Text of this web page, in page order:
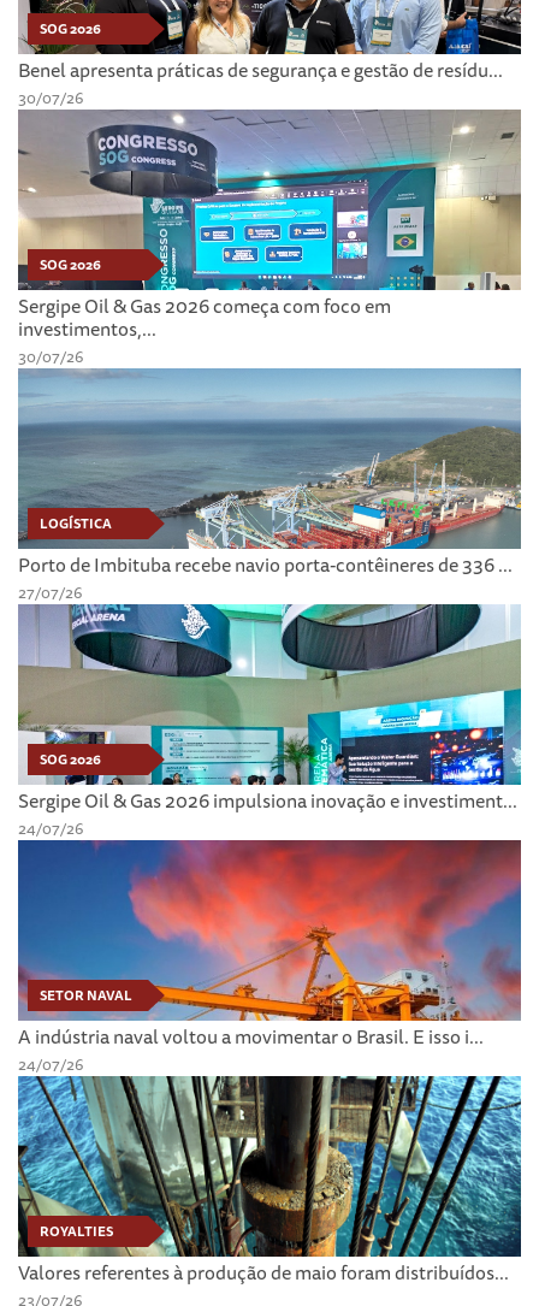
SOG 2026
Benel apresenta práticas de segurança e gestão de resídu...
30/07/26
SOG 2026
Sergipe Oil & Gas 2026 começa com foco em
investimentos,...
30/07/26
LOGÍSTICA
Porto de Imbituba recebe navio porta-contêineres de 336 ...
27/07/26
SOG 2026
Sergipe Oil & Gas 2026 impulsiona inovação e investiment...
24/07/26
SETOR NAVAL
A indústria naval voltou a movimentar o Brasil. E isso i...
24/07/26
ROYALTIES
Valores referentes à produção de maio foram distribuídos...
23/07/26